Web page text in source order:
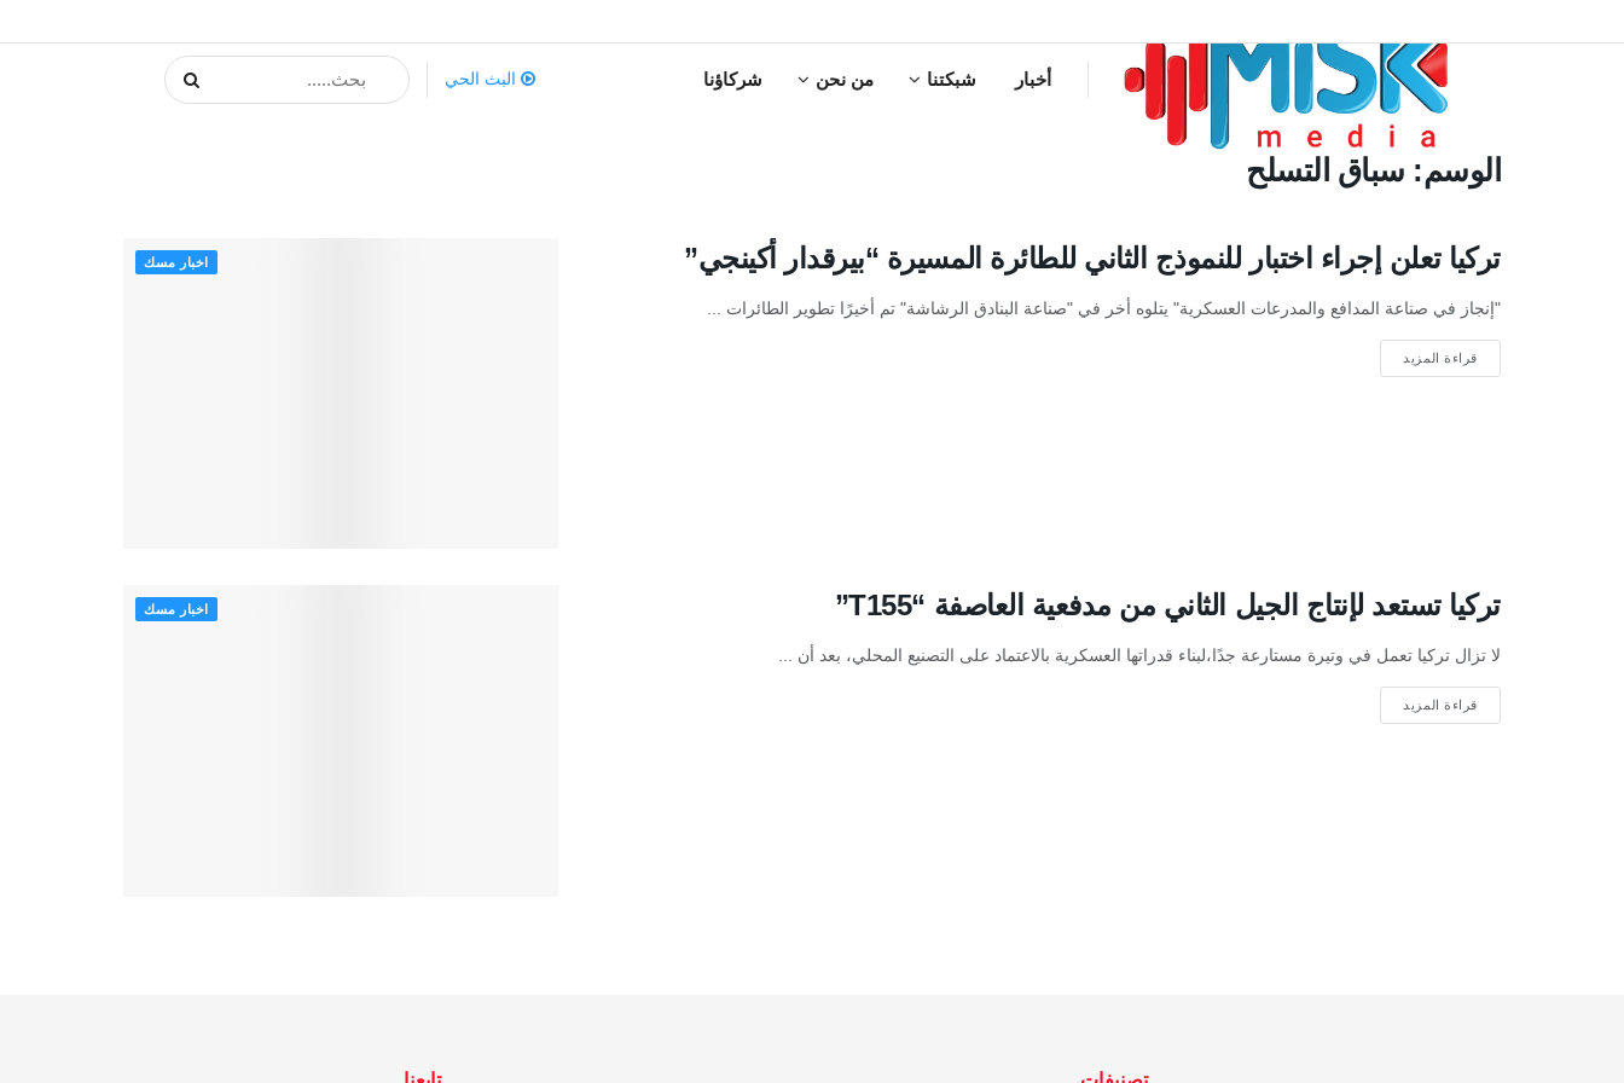
أخبار شبكتنا من نحن شركاؤنا البث الحي
الوسم: سباق التسلح
اخبار مسك تركيا تعلن إجراء اختبار للنموذج الثاني للطائرة المسيرة “بيرقدار أكينجي”
"إنجاز في صناعة المدافع والمدرعات العسكرية" يتلوه أخر في "صناعة البنادق الرشاشة" تم أخيرًا تطوير الطائرات ...
قراءة المزيد
اخبار مسك تركيا تستعد لإنتاج الجيل الثاني من مدفعية العاصفة “T155”
لا تزال تركيا تعمل في وتيرة مستارعة جدًا،لبناء قدراتها العسكرية بالاعتماد على التصنيع المحلي، بعد أن ...
قراءة المزيد